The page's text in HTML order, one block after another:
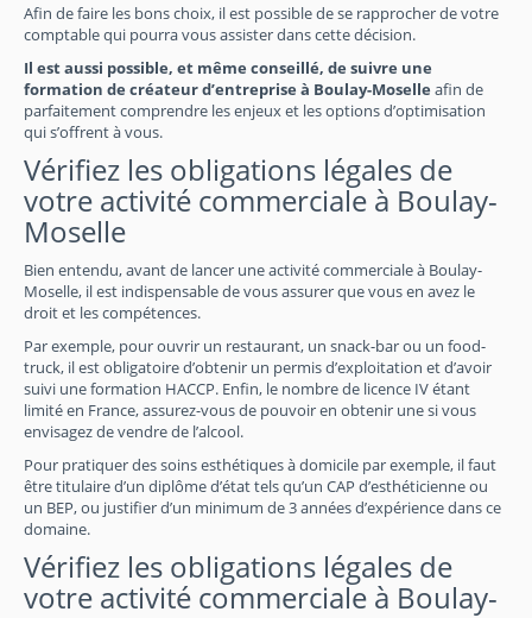
Afin de faire les bons choix, il est possible de se rapprocher de votre
comptable qui pourra vous assister dans cette décision.
Il est aussi possible, et même conseillé, de suivre une
formation de créateur d’entreprise à Boulay-Moselle afin de
parfaitement comprendre les enjeux et les options d’optimisation
qui s’offrent à vous.
Vérifiez les obligations légales de
votre activité commerciale à Boulay-
Moselle
Bien entendu, avant de lancer une activité commerciale à Boulay-
Moselle, il est indispensable de vous assurer que vous en avez le
droit et les compétences.
Par exemple, pour ouvrir un restaurant, un snack-bar ou un food-
truck, il est obligatoire d’obtenir un permis d’exploitation et d’avoir
suivi une formation HACCP. Enfin, le nombre de licence IV étant
limité en France, assurez-vous de pouvoir en obtenir une si vous
envisagez de vendre de l’alcool.
Pour pratiquer des soins esthétiques à domicile par exemple, il faut
être titulaire d’un diplôme d’état tels qu’un CAP d’esthéticienne ou
un BEP, ou justifier d’un minimum de 3 années d’expérience dans ce
domaine.
Vérifiez les obligations légales de
votre activité commerciale à Boulay-